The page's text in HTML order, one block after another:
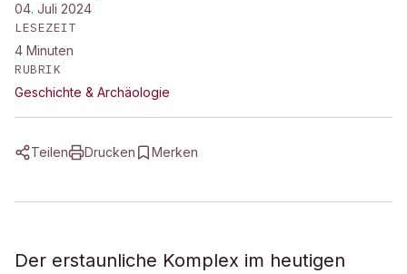
04. Juli 2024
LESEZEIT
4 Minuten
RUBRIK
Geschichte & Archäologie
Teilen Drucken Merken
Der erstaunliche Komplex im heutigen